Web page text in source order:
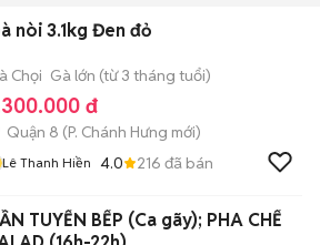
nòi 3.1kg Đen đỏ
Chọi Gà lớn (từ 3 tháng tuổi)
đ
Quận 8 (P. Chánh Hưng mới)
Lê Thanh Hiền 4.0 216 đã bán
TUYỂN BẾP (Ca gãy); PHA CHẾ